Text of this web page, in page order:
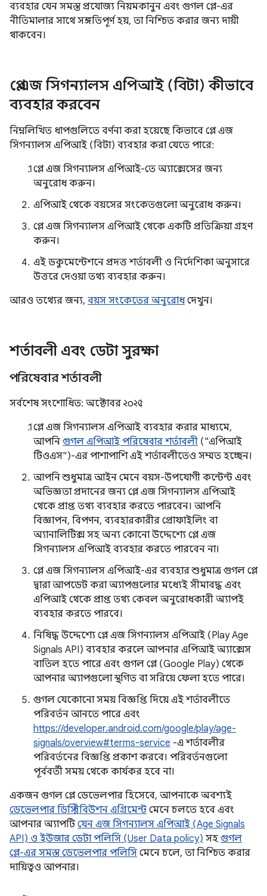
ব্যবহার যেন সমস্ত প্রযোজ্য নিয়মকানুন এবং গুগল প্লে-এর
নীতিমালার সাথে সঙ্গতিপূর্ণ হয়, তা নিশ্চিত করার জন্য দায়ী
থাকবেন।
প্লে এজ সিগন্যালস এপিআই (বিটা) কীভাবে
ব্যবহার করবেন
নিম্নলিখিত ধাপগুলিতে বর্ণনা করা হয়েছে কিভাবে প্লে এজ
সিগন্যালস এপিআই (বিটা) ব্যবহার করা যেতে পারে:
প্লে এজ সিগন্যালস এপিআই-তে অ্যাক্সেসের জন্য
অনুরোধ করুন।
এপিআই থেকে বয়সের সংকেতগুলো অনুরোধ করুন।
প্লে এজ সিগন্যালস এপিআই থেকে একটি প্রতিক্রিয়া গ্রহণ
করুন।
এই ডকুমেন্টেশনে প্রদত্ত শর্তাবলী ও নির্দেশিকা অনুসারে
উত্তরে দেওয়া তথ্য ব্যবহার করুন।
আরও তথ্যের জন্য, বয়স সংকেতের অনুরোধদেখুন।
শর্তাবলী এবং ডেটা সুরক্ষা
পরিষেবার শর্তাবলী
সর্বশেষ সংশোধিত: অক্টোবর ২০২৫
প্লে এজ সিগন্যালস এপিআই ব্যবহার করার মাধ্যমে,
আপনি গুগল এপিআই পরিষেবার শর্তাবলী ("এপিআই
টিওএস")-এর পাশাপাশি এই শর্তাবলীতেও সম্মত হচ্ছেন।
আপনি শুধুমাত্র আইন মেনে বয়স-উপযোগী কন্টেন্ট এবং
অভিজ্ঞতা প্রদানের জন্য প্লে এজ সিগন্যালস এপিআই
থেকে প্রাপ্ত তথ্য ব্যবহার করতে পারবেন। আপনি
বিজ্ঞাপন, বিপণন, ব্যবহারকারীর প্রোফাইলিং বা
অ্যানালিটিক্স সহ অন্য কোনো উদ্দেশ্যে প্লে এজ
সিগন্যালস এপিআই ব্যবহার করতে পারবেন না।
প্লে এজ সিগন্যালস এপিআই-এর ব্যবহার শুধুমাত্র গুগল প্লে
দ্বারা আপডেট করা অ্যাপগুলোর মধ্যেই সীমাবদ্ধ এবং
এপিআই থেকে প্রাপ্ত তথ্য কেবল অনুরোধকারী অ্যাপই
ব্যবহার করতে পারবে।
নিষিদ্ধ উদ্দেশ্যে প্লে এজ সিগন্যালস এপিআই (Play Age
Signals API) ব্যবহার করলে আপনার এপিআই অ্যাক্সেস
বাতিল হতে পারে এবং গুগল প্লে (Google Play) থেকে
আপনার অ্যাপগুলো স্থগিত বা সরিয়ে ফেলা হতে পারে।
গুগল যেকোনো সময় বিজ্ঞপ্তি দিয়ে এই শর্তাবলীতে
পরিবর্তন আনতে পারে এবং
https://developer.android.com/google/play/age-
signals/overview#terms-service -এ শর্তাবলীর
পরিবর্তনের বিজ্ঞপ্তি প্রকাশ করবে। পরিবর্তনগুলো
পূর্ববর্তী সময় থেকে কার্যকর হবে না।
একজন গুগল প্লে ডেভেলপার হিসেবে, আপনাকে অবশ্যই
ডেভেলপার ডিস্ট্রিবিউশন এগ্রিমেন্ট মেনে চলতে হবে এবং
আপনার অ্যাপটি যেন এজ সিগন্যালস এপিআই (Age Signals
API) ও ইউজার ডেটা পলিসি (User Data policy) সহ গুগল
প্লে-এর সমস্ত ডেভেলপার পলিসি মেনে চলে, তা নিশ্চিত করার
দায়িত্বও আপনার।